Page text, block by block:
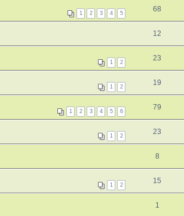
1 2 3 4 5 68
12
1 2 23
1 2 19
1 2 3 4 5 6 79
1 2 23
8
1 2 15
1